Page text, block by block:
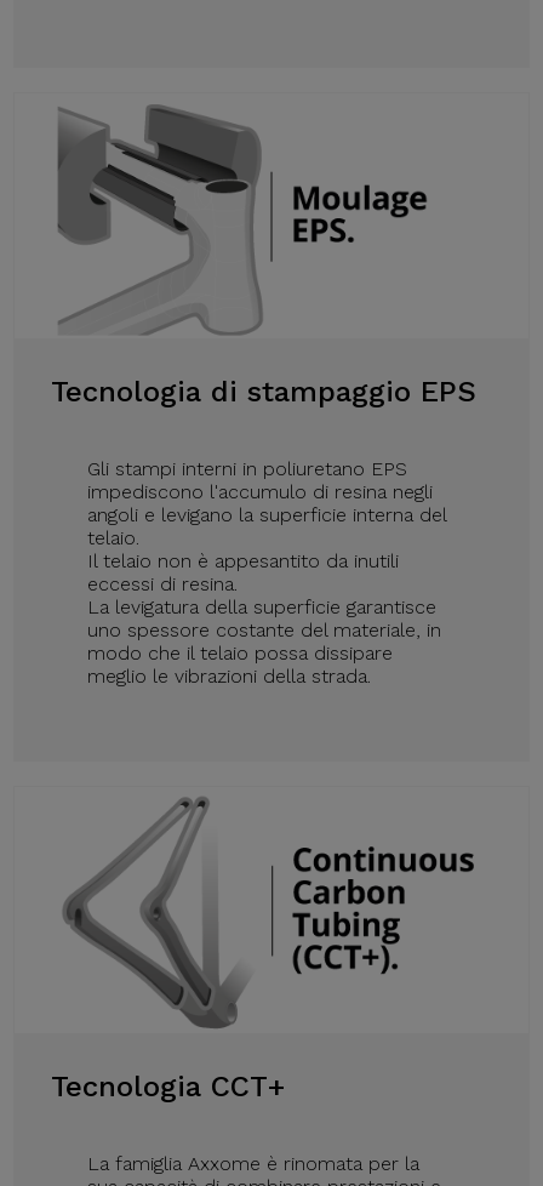
Tecnologia di stampaggio EPS
Gli stampi interni in poliuretano EPS
impediscono l'accumulo di resina negli
angoli e levigano la superficie interna del
telaio.
Il telaio non è appesantito da inutili
eccessi di resina.
La levigatura della superficie garantisce
uno spessore costante del materiale, in
modo che il telaio possa dissipare
meglio le vibrazioni della strada.
Tecnologia CCT+
La famiglia Axxome è rinomata per la